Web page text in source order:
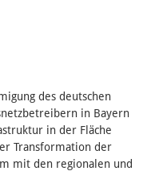
des deutschen
in Bayern
in der Fläche
Transformation der
mit den regionalen und